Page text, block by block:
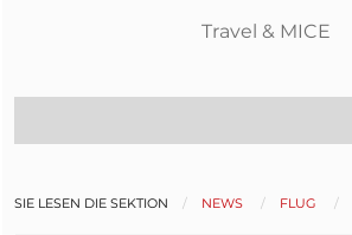
Travel & MICE
SIE LESEN DIE SEKTION NEWS FLUG